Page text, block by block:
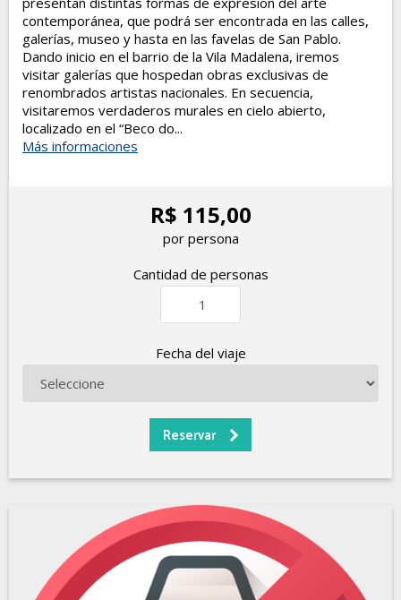
contemporánea, que podrá ser encontrada en las calles,
galerías, museo y hasta en las favelas de San Pablo.
Dando inicio en el barrio de la Vila Madalena, iremos
visitar galerías que hospedan obras exclusivas de
renombrados artistas nacionales. En secuencia,
visitaremos verdaderos murales en cielo abierto,
localizado en el “Beco do...
Más informaciones
R$ 115,00
por persona
Cantidad de personas
Fecha del viaje